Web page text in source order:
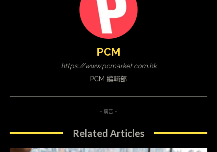
PCM
https://www.pcmarket.com.hk
PCM 編輯部
- 廣告 -
Related Articles